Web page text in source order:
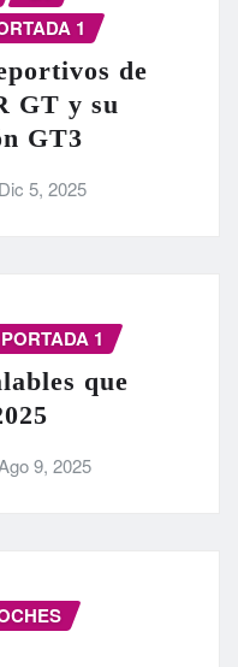
1
de
GT y su
GT3
Dic 5, 2025
PORTADA 1
que
9, 2025